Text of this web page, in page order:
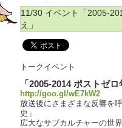
11/30 イベント「2005-
え」
トークイベント
「2005-2014 ポストゼ
http://goo.gl/wE7kW2
放送後にさまざまな反響を
史」
広大なサブカルチャーの世